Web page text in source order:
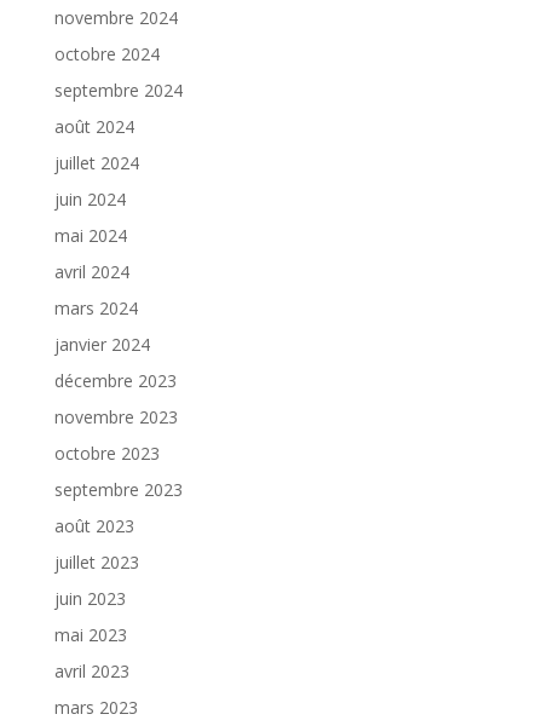
novembre 2024
octobre 2024
septembre 2024
août 2024
juillet 2024
juin 2024
mai 2024
avril 2024
mars 2024
janvier 2024
décembre 2023
novembre 2023
octobre 2023
septembre 2023
août 2023
juillet 2023
juin 2023
mai 2023
avril 2023
mars 2023